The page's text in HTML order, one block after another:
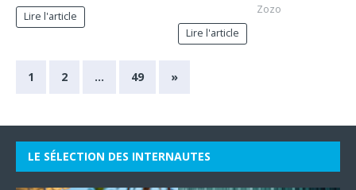
Lire l'article
Zozo
Lire l'article
1 2 … 49 »
LE SÉLECTION DES INTERNAUTES